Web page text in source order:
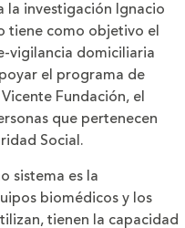
la investigación Ignacio
tiene como objetivo el
vigilancia domiciliaria
el programa de
Fundación, el
que pertenecen
Social.
sistema es la
biomédicos y los
tienen la capacidad